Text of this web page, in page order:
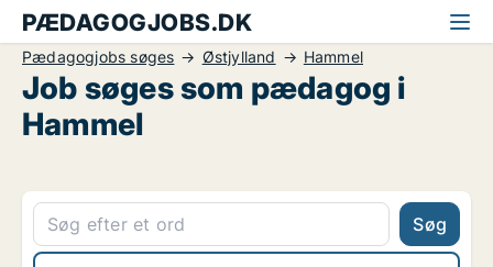
PÆDAGOGJOBS.DK
Pædagogjobs søges Østjylland Hammel
Job søges som pædagog i
Hammel
Søg